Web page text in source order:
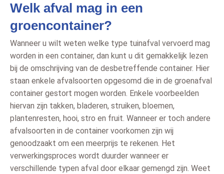
Welk afval mag in een
groencontainer?
Wanneer u wilt weten welke type tuinafval vervoerd mag
worden in een container, dan kunt u dit gemakkelijk lezen
bij de omschrijving van de desbetreffende container. Hier
staan enkele afvalsoorten opgesomd die in de groenafval
container gestort mogen worden. Enkele voorbeelden
hiervan zijn takken, bladeren, struiken, bloemen,
plantenresten, hooi, stro en fruit. Wanneer er toch andere
afvalsoorten in de container voorkomen zijn wij
genoodzaakt om een meerprijs te rekenen. Het
verwerkingsproces wordt duurder wanneer er
verschillende typen afval door elkaar gemengd zijn. Weet